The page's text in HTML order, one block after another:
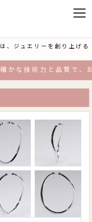
、ジュエリーを創り上げる
な技術力と品質で、